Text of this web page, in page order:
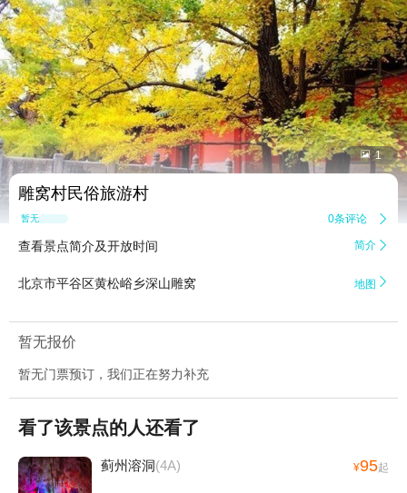
 1
雕窝村民俗旅游村
暂无点评 0条评论 
查看景点简介及开放时间 简介 
北京市平谷区黄松峪乡深山雕窝 地图 
暂无报价
暂无门票预订，我们正在努力补充
看了该景点的人还看了
蓟州溶洞(4A) ¥95起
